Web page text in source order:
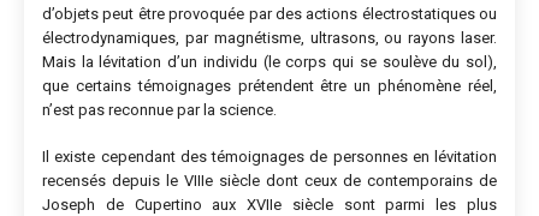
d’objets peut être provoquée par des actions électrostatiques ou
électrodynamiques, par magnétisme, ultrasons, ou rayons laser.
Mais la lévitation d’un individu (le corps qui se soulève du sol),
que certains témoignages prétendent être un phénomène réel,
n’est pas reconnue par la science.
Il existe cependant des témoignages de personnes en lévitation
recensés depuis le VIIIe siècle dont ceux de contemporains de
Joseph de Cupertino aux XVIIe siècle sont parmi les plus